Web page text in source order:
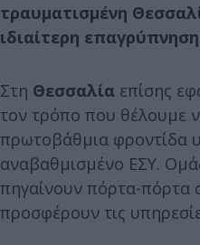
τραυματισμένη
ιδιαίτερη
Στη Θεσσαλία επίσης
τον τρόπο που θέλουμε
πρωτοβάθμια φροντίδα
αναβαθμισμένο ΕΣΥ.
πηγαίνουν πόρτα-πόρτα
προσφέρουν τις